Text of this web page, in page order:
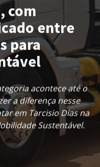
com
entre
para
acontece até o
a diferença nesse
em Tarcisio Dias na
Sustentável.